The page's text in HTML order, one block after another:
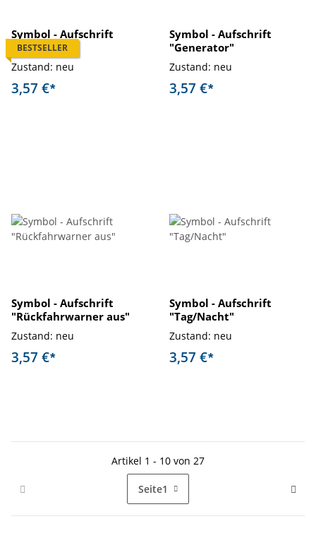
BESTSELLER
Symbol - Aufschrift
"Funk Ein"
Zustand: neu
3,57 €*
Symbol - Aufschrift
"Generator"
Zustand: neu
3,57 €*
Symbol - Aufschrift
"Rückfahrwarner aus"
Zustand: neu
3,57 €*
Symbol - Aufschrift
"Tag/Nacht"
Zustand: neu
3,57 €*
Artikel 1 - 10 von 27
Seite1